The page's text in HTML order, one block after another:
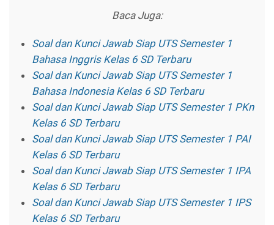
Baca Juga:
Soal dan Kunci Jawab Siap UTS Semester 1
Bahasa Inggris Kelas 6 SD Terbaru
Soal dan Kunci Jawab Siap UTS Semester 1
Bahasa Indonesia Kelas 6 SD Terbaru
Soal dan Kunci Jawab Siap UTS Semester 1 PKn
Kelas 6 SD Terbaru
Soal dan Kunci Jawab Siap UTS Semester 1 PAI
Kelas 6 SD Terbaru
Soal dan Kunci Jawab Siap UTS Semester 1 IPA
Kelas 6 SD Terbaru
Soal dan Kunci Jawab Siap UTS Semester 1 IPS
Kelas 6 SD Terbaru